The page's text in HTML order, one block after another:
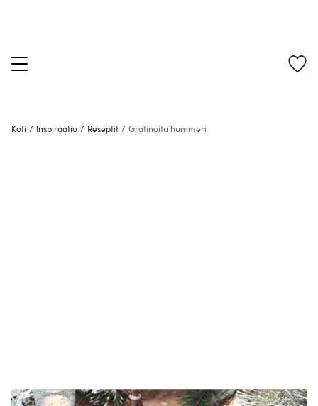
Koti / Inspiraatio / Reseptit / Gratinoitu hummeri